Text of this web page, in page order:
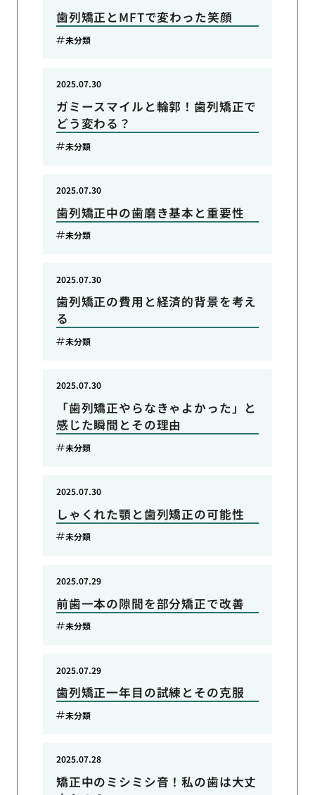
歯列矯正とMFTで変わった笑顔
未分類
ガミースマイルと輪郭！歯列矯正で
どう変わる？
2025.07.30
未分類
歯列矯正中の歯磨き基本と重要性
2025.07.30
未分類
歯列矯正の費用と経済的背景を考え
る
2025.07.30
未分類
「歯列矯正やらなきゃよかった」と
感じた瞬間とその理由
2025.07.30
未分類
しゃくれた顎と歯列矯正の可能性
2025.07.30
未分類
前歯一本の隙間を部分矯正で改善
2025.07.29
未分類
歯列矯正一年目の試練とその克服
2025.07.29
未分類
矯正中のミシミシ音！私の歯は大丈
2025.07.28